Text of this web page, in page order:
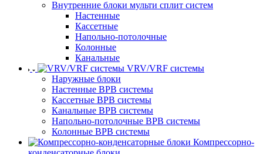
Внутренние блоки мульти сплит систем
Настенные
Кассетные
Напольно-потолочные
Колонные
Канальные
VRV/VRF системы
Наружные блоки
Настенные ВРВ системы
Кассетные ВРВ системы
Канальные ВРВ системы
Напольно-потолочные ВРВ системы
Колонные ВРВ системы
Компрессорно-